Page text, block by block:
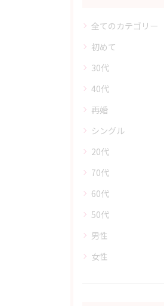
全てのカテゴリー
初めて
30代
40代
再婚
シングル
20代
70代
60代
50代
男性
女性